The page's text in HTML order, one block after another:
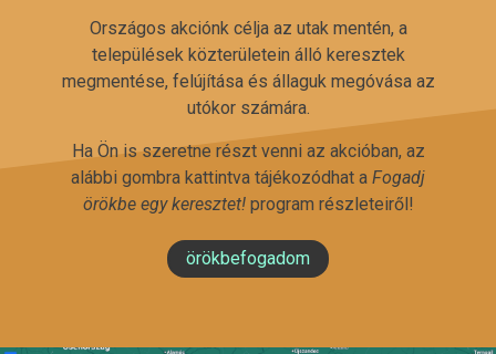
Országos akciónk célja az utak mentén, a
települések közterületein álló keresztek
megmentése, felújítása és állaguk megóvása az
utókor számára.
Ha Ön is szeretne részt venni az akcióban, az
alábbi gombra kattintva tájékozódhat a Fogadj
örökbe egy keresztet!program részleteiről!
örökbefogadom